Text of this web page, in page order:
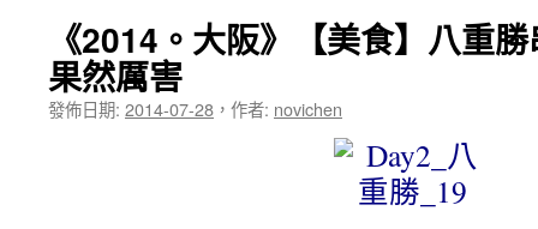
《2014。大阪》【美食】八重
果然厲害
發佈日期: 2014-07-28 ， 作者: novichen